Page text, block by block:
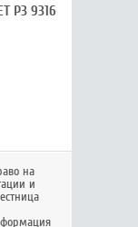
P3 9316
на
и